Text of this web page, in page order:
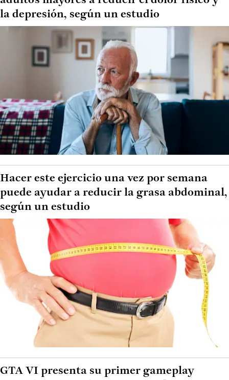
la depresión, según un estudio
Hacer este ejercicio una vez por semana
puede ayudar a reducir la grasa abdominal,
según un estudio
GTA VI presenta su primer gameplay